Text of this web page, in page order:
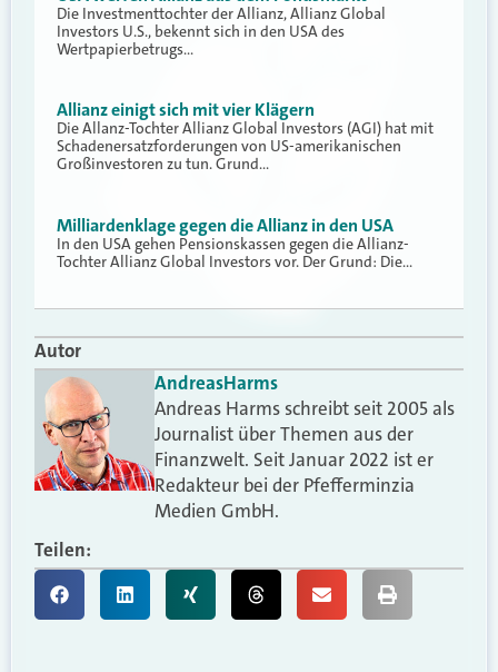
Die Investmenttochter der Allianz, Allianz Global
Investors U.S., bekennt sich in den USA des
Wertpapierbetrugs…
Allianz einigt sich mit vier Klägern
Die Allanz-Tochter Allianz Global Investors (AGI) hat mit
Schadenersatzforderungen von US-amerikanischen
Großinvestoren zu tun. Grund…
Milliardenklage gegen die Allianz in den USA
In den USA gehen Pensionskassen gegen die Allianz-
Tochter Allianz Global Investors vor. Der Grund: Die…
Autor
AndreasHarms
Andreas Harms schreibt seit 2005 als
Journalist über Themen aus der
Finanzwelt. Seit Januar 2022 ist er
Redakteur bei der Pfefferminzia
Medien GmbH.
Teilen: